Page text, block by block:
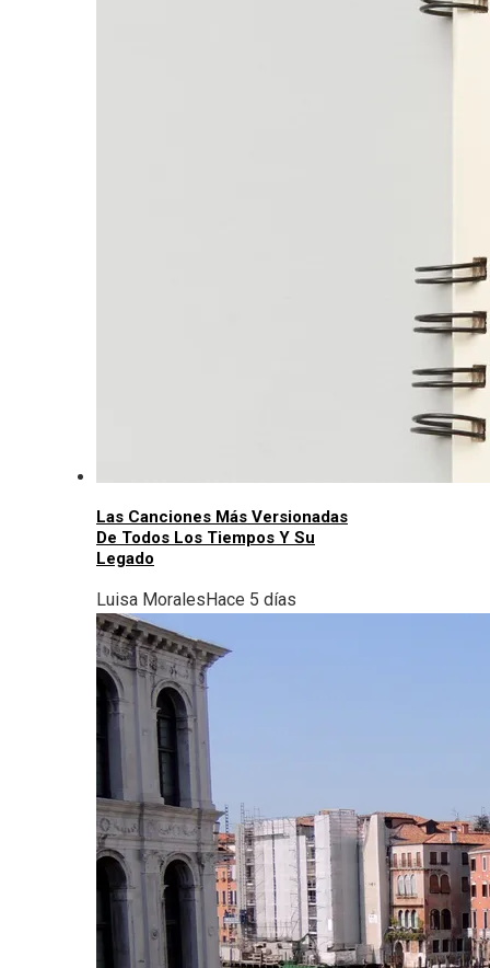
Las Canciones Más Versionadas
De Todos Los Tiempos Y Su
Legado
Luisa MoralesHace 5 días